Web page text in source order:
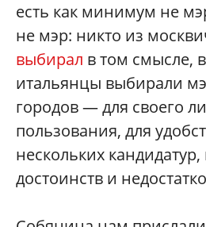
есть как минимум не
не мэр: никто из
выбирал в том смысле,
итальянцы выбирали
городов — для своего
пользования, для
нескольких
достоинств и